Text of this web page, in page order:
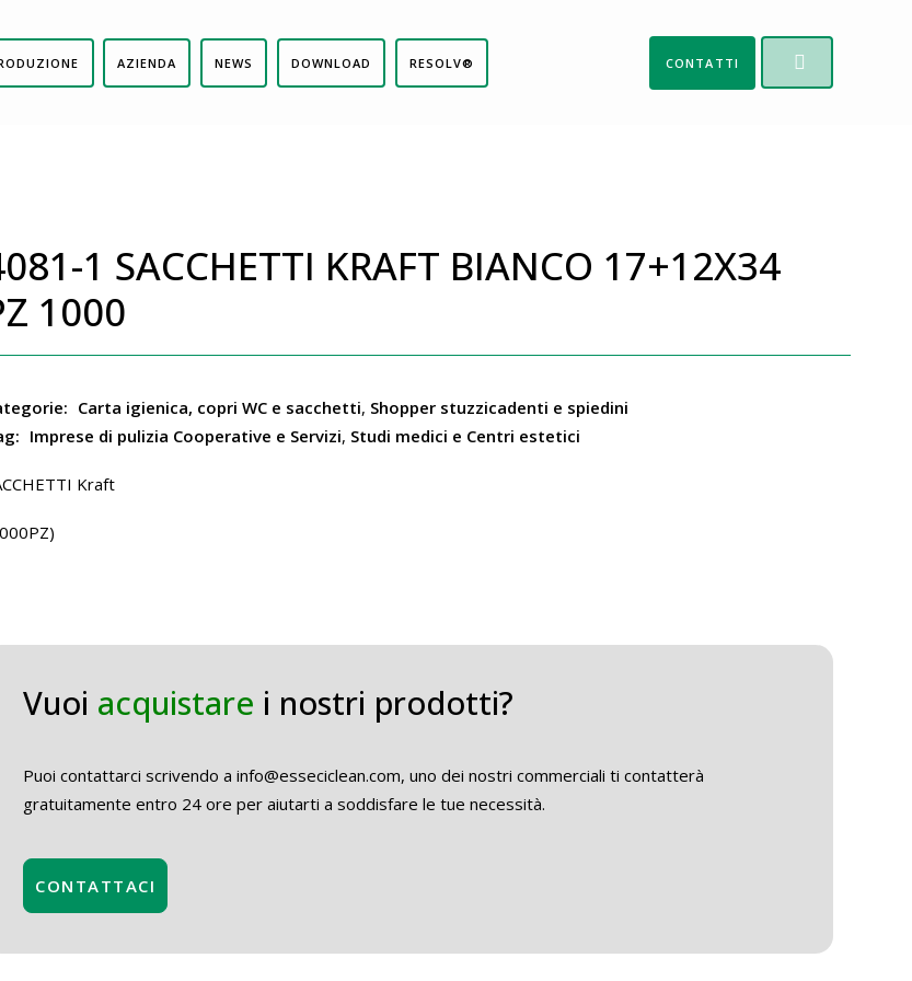
AZIENDA NEWS DOWNLOAD RESOLV® CONTATTI
1 SACCHETTI KRAFT BIANCO 17+12X34
1000
Carta igienica, copri WC e sacchetti, Shopper stuzzicadenti e spiedini
Imprese di pulizia Cooperative e Servizi, Studi medici e Centri estetici
Kraft
Vuoi acquistare i nostri prodotti?
Puoi contattarci scrivendo a info@esseciclean.com, uno dei nostri commerciali ti contatterà
gratuitamente entro 24 ore per aiutarti a soddisfare le tue necessità.
CONTATTACI